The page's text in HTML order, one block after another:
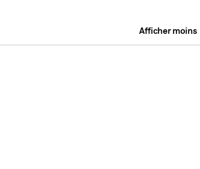
Afficher moins